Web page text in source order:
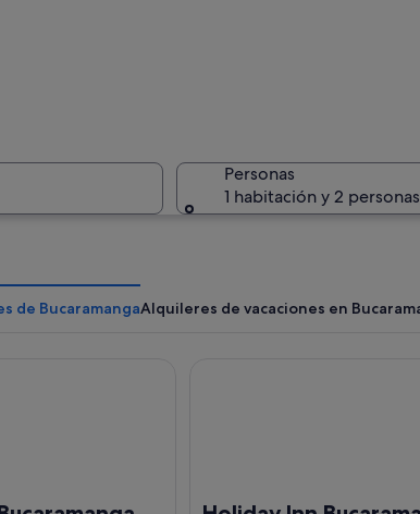
Personas
1 habitación y 2 personas
de BucaramangaAlquileres de vacaciones en